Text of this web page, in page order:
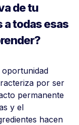
de tu
a todas esas
oportunidad
por ser
permanente
y el
hacen